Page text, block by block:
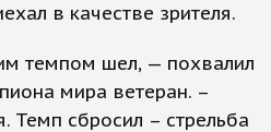
в качестве зрителя.
темпом шел, — похвалил
мира ветеран. –
Темп сбросил – стрельба